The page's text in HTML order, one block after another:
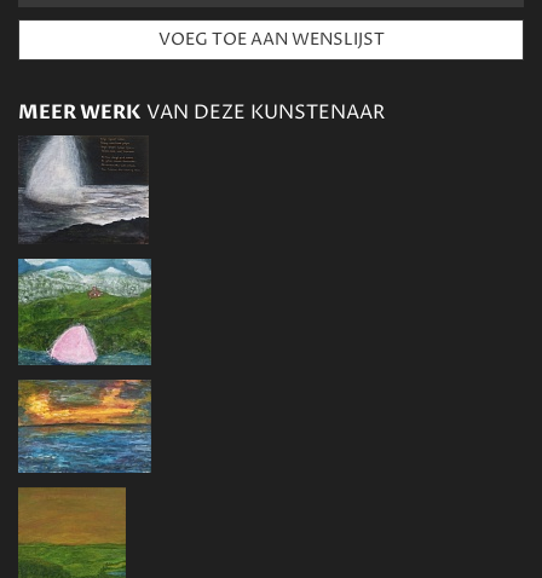
MEER WERK VAN DEZE KUNSTENAAR